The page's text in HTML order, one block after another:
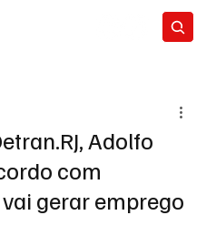
Adolfo
com
gerar emprego